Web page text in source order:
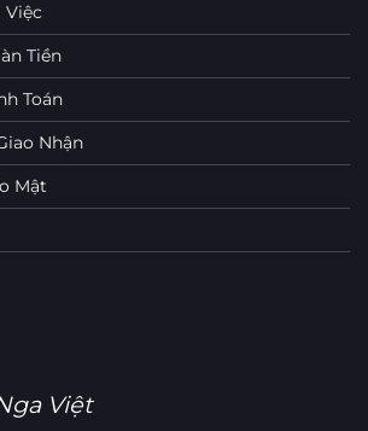
Việc
Tiền
Toán
Nhận
Mật
Việt